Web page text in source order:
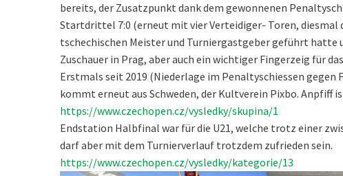
bereits, der Zusatzpunkt dank dem gewonnenen
Startdrittel 7:0 (erneut mit vier Verteidiger- Toren, diesmal
tschechischen Meister und Turniergastgeber geführt hatte
Zuschauer in Prag, aber auch ein wichtiger Fingerzeig für
Erstmals seit 2019 (Niederlage im Penaltyschiessen gegen
kommt erneut aus Schweden, der Kultverein Pixbo. Anpfiff
https://www.czechopen.cz/vysledky/skupina/1
Endstation Halbfinal war für die U21, welche trotz einer
darf aber mit dem Turnierverlauf trotzdem zufrieden sein.
https://www.czechopen.cz/vysledky/kategorie/13